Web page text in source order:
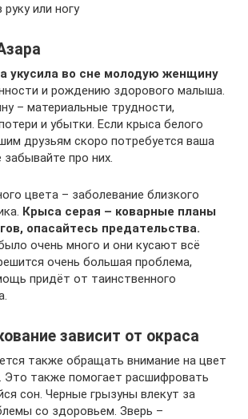
или ногу
укусила во сне молодую женщину
и рождению здорового малыша.
– материальные трудности,
и убытки. Если крыса белого
друзьям скоро потребуется ваша
про них.
цвета – заболевание близкого
Крыса серая – коварные планы
опасайтесь предательства.
очень много и они кусают всё
очень большая проблема,
придёт от таинственного
зависит от окраса
также обращать внимание на цвет
Это также помогает расшифровать
сон. Черные грызуны влекут за
со здоровьем. Зверь –